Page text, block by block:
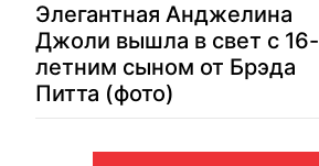
Элегантная Анджелина
Джоли вышла в свет с 16-
летним сыном от Брэда
Питта (фото)